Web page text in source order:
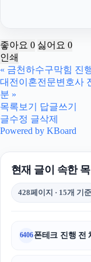
좋아요 0 싫어요 0
인쇄
« 금천하수구막힘 진
대전이혼전문변호사
분 »
목록보기
답글쓰기
글수정 글삭제
Powered by KBoard
현재 글이 속한
428페이지 · 15개 기준
6406폰테크 진행 전